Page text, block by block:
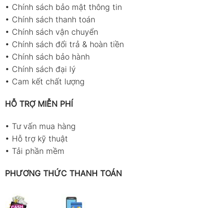
• Chính sách bảo mật thông tin
• Chính sách thanh toán
• Chính sách vận chuyển
• Chính sách đổi trả & hoàn tiền
• Chính sách bảo hành
• Chính sách đại lý
• Cam kết chất lượng
HỖ TRỢ MIỄN PHÍ
• Tư vấn mua hàng
• Hỗ trợ kỹ thuật
• Tải phần mềm
PHƯƠNG THỨC THANH TOÁN